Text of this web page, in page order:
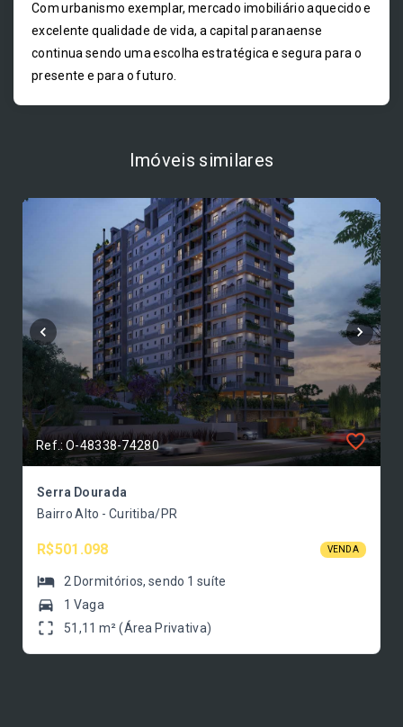
Com urbanismo exemplar, mercado imobiliário aquecido e
excelente qualidade de vida, a capital paranaense
continua sendo uma escolha estratégica e segura para o
presente e para o futuro.
Imóveis similares
Ref.: O-48338-74280
Serra Dourada
Bairro Alto - Curitiba/PR
R$501.098 VENDA
2 Dormitórios, sendo 1 suíte
1 Vaga
51,11 m² (Área Privativa)